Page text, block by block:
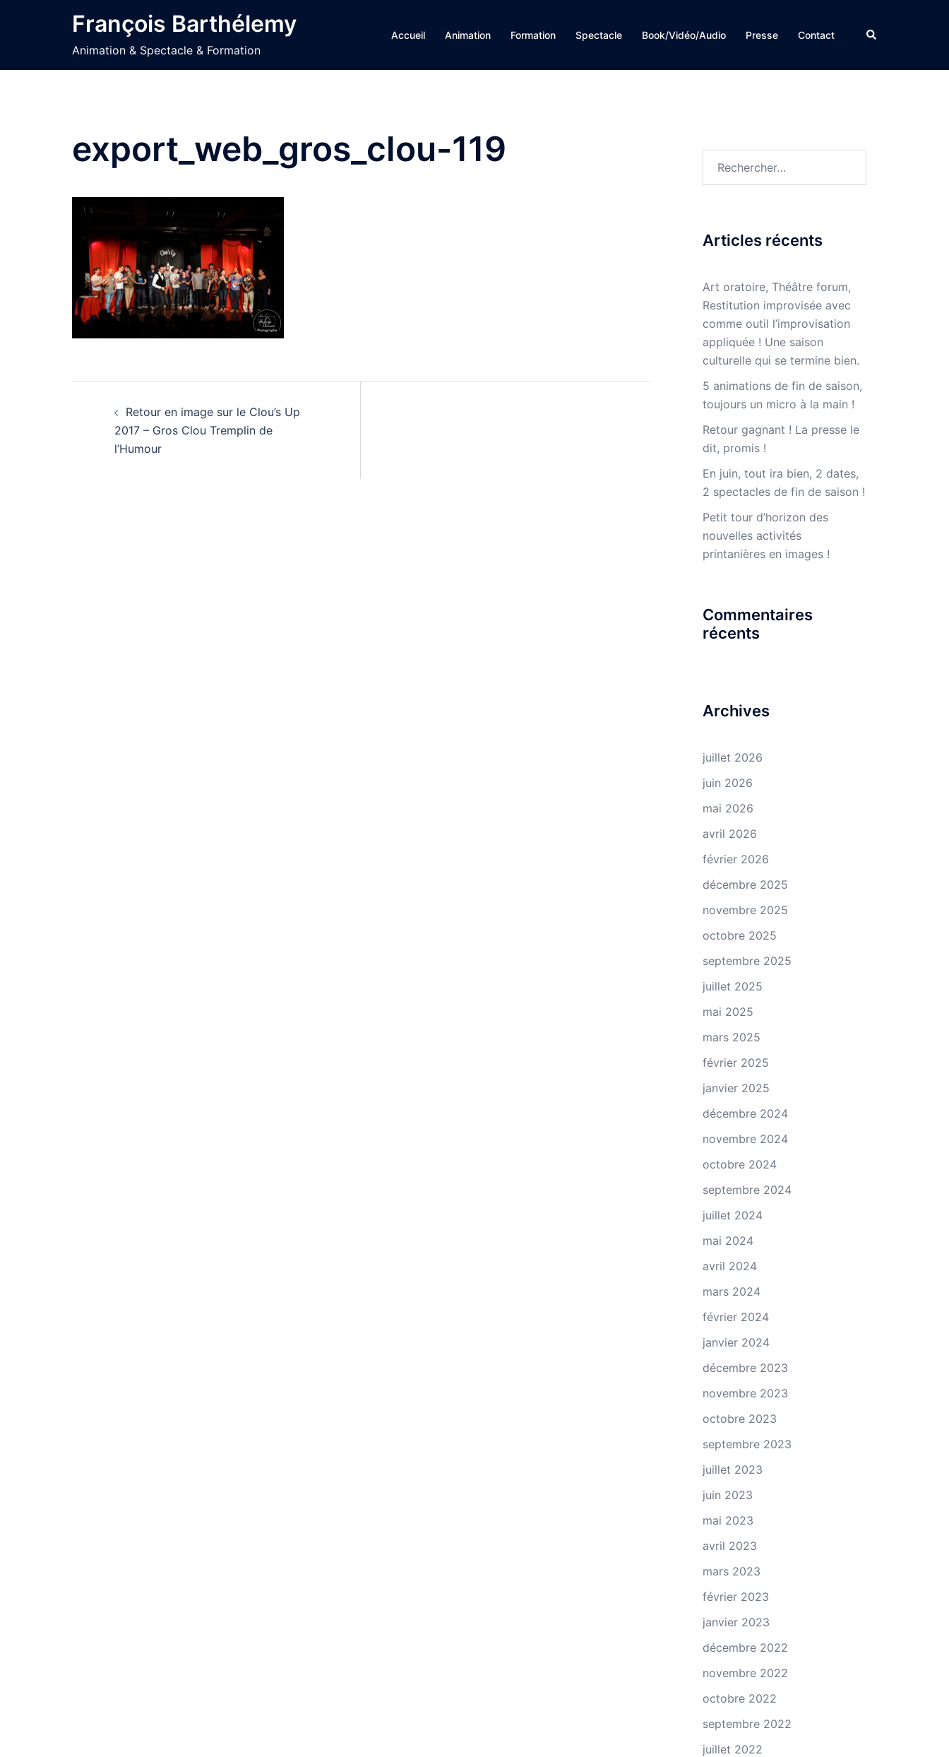
François Barthélemy
Animation & Spectacle & Formation
Accueil Animation Formation Spectacle Book/Vidéo/Audio Presse Contact Rechercher
export_web_gros_clou-119
d’article
Retour en image sur le Clou’s Up
2017 – Gros Clou Tremplin de
l’Humour
Articles récents
Art oratoire, Théâtre forum,
Restitution improvisée avec
comme outil l’improvisation
appliquée ! Une saison
culturelle qui se termine bien.
5 animations de fin de saison,
toujours un micro à la main !
Retour gagnant ! La presse le
dit, promis !
En juin, tout ira bien, 2 dates,
2 spectacles de fin de saison !
Petit tour d’horizon des
nouvelles activités
printanières en images !
Commentaires
récents
Archives
juillet 2026
juin 2026
mai 2026
avril 2026
février 2026
décembre 2025
novembre 2025
octobre 2025
septembre 2025
juillet 2025
mai 2025
mars 2025
février 2025
janvier 2025
décembre 2024
novembre 2024
octobre 2024
septembre 2024
juillet 2024
mai 2024
avril 2024
mars 2024
février 2024
janvier 2024
décembre 2023
novembre 2023
octobre 2023
septembre 2023
juillet 2023
juin 2023
mai 2023
avril 2023
mars 2023
février 2023
janvier 2023
décembre 2022
novembre 2022
octobre 2022
septembre 2022
juillet 2022